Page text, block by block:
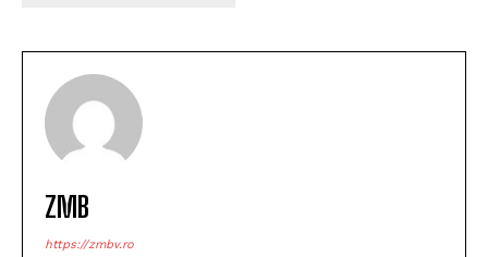
ZMB
https://zmbv.ro